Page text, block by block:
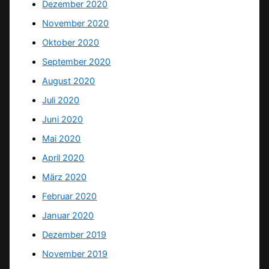
Dezember 2020
November 2020
Oktober 2020
September 2020
August 2020
Juli 2020
Juni 2020
Mai 2020
April 2020
März 2020
Februar 2020
Januar 2020
Dezember 2019
November 2019